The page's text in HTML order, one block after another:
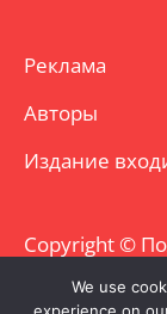
Реклама
Авторы
Издание
Copyright ©
запрещено.
We use